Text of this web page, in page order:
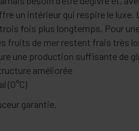
un intérieur qui respire le
fois plus longtemps. Pour
fruits de mer restent frais très
une production suffisante de
améliorée
(0°C)
garantie.